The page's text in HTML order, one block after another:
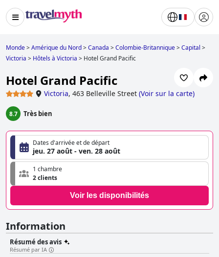
Monde>Amérique du Nord>Canada >Colombie-Britannique>Capital >
Victoria > Hôtels à Victoria > Hotel Grand Pacific
Hotel Grand Pacific
Victoria, 463 Belleville Street (Voir sur la carte)
8.7 Très bien
Dates d'arrivée et de départ
jeu. 27 août - ven. 28 août
1 chambre
2 clients
Voir les disponibilités
Information
Résumé des avis
Résumé par IA